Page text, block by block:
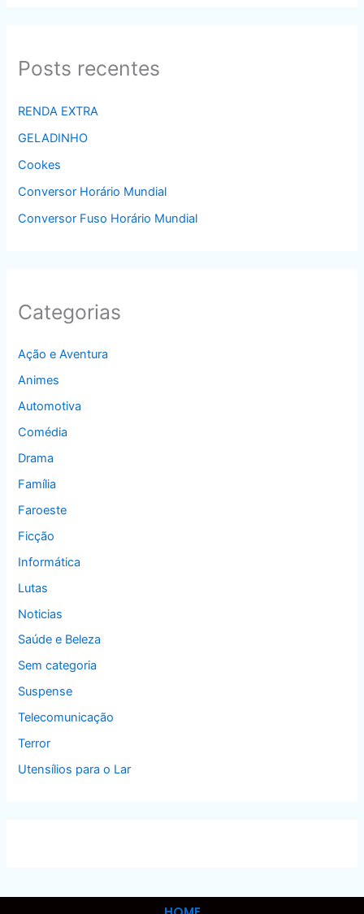
Posts recentes
RENDA EXTRA
GELADINHO
Cookes
Conversor Horário Mundial
Conversor Fuso Horário Mundial
Categorias
Ação e Aventura
Animes
Automotiva
Comédia
Drama
Família
Faroeste
Ficção
Informática
Lutas
Noticias
Saúde e Beleza
Sem categoria
Suspense
Telecomunicação
Terror
Utensílios para o Lar